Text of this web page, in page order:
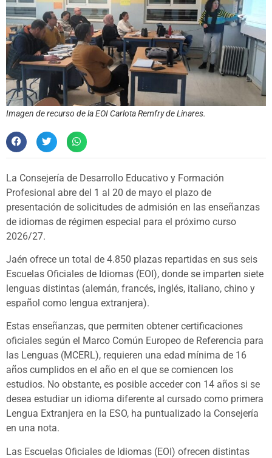
Imagen de recurso de la EOI Carlota Remfry de Linares.
La Consejería de Desarrollo Educativo y Formación
Profesional abre del 1 al 20 de mayo el plazo de
presentación de solicitudes de admisión en las enseñanzas
de idiomas de régimen especial para el próximo curso
2026/27.
Jaén ofrece un total de 4.850 plazas repartidas en sus seis
Escuelas Oficiales de Idiomas (EOI), donde se imparten siete
lenguas distintas (alemán, francés, inglés, italiano, chino y
español como lengua extranjera).
Estas enseñanzas, que permiten obtener certificaciones
oficiales según el Marco Común Europeo de Referencia para
las Lenguas (MCERL), requieren una edad mínima de 16
años cumplidos en el año en el que se comiencen los
estudios. No obstante, es posible acceder con 14 años si se
desea estudiar un idioma diferente al cursado como primera
Lengua Extranjera en la ESO, ha puntualizado la Consejería
en una nota.
Las Escuelas Oficiales de Idiomas (EOI) ofrecen distintas